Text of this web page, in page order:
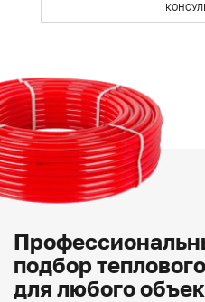
подбор
для любого